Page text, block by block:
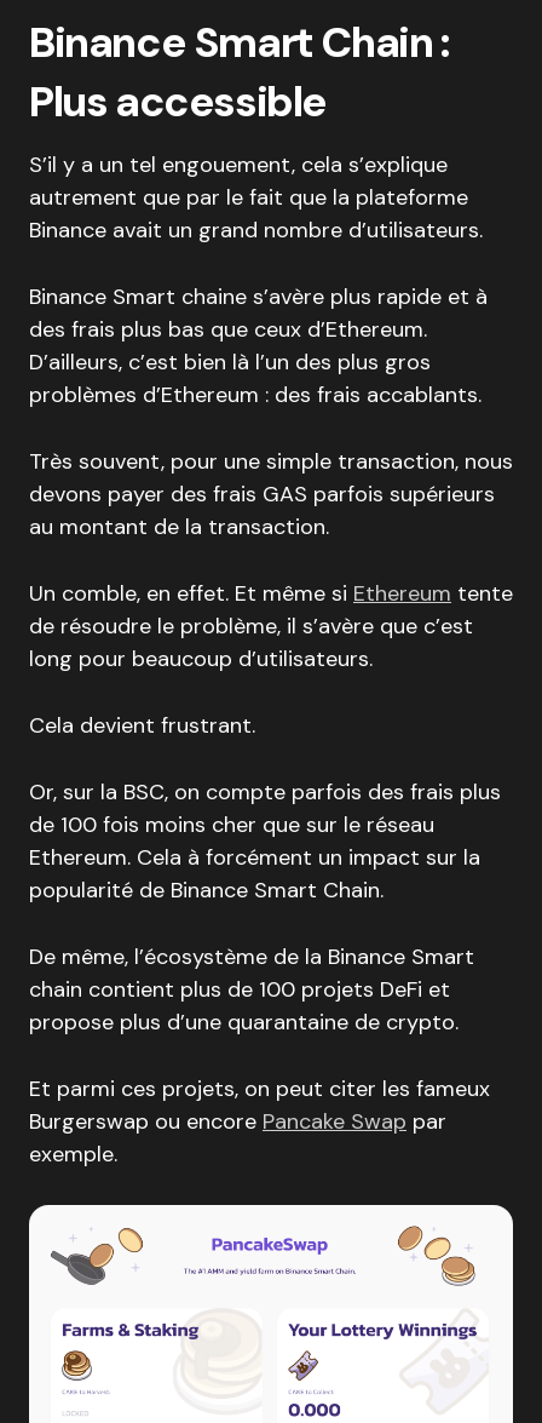
Binance Smart Chain :
Plus accessible
S’il y a un tel engouement, cela s’explique
autrement que par le fait que la plateforme
Binance avait un grand nombre d’utilisateurs.
Binance Smart chaine s’avère plus rapide et à
des frais plus bas que ceux d’Ethereum.
D’ailleurs, c’est bien là l’un des plus gros
problèmes d’Ethereum : des frais accablants.
Très souvent, pour une simple transaction, nous
devons payer des frais GAS parfois supérieurs
au montant de la transaction.
Un comble, en effet. Et même si Ethereum tente
de résoudre le problème, il s’avère que c’est
long pour beaucoup d’utilisateurs.
Cela devient frustrant.
Or, sur la BSC, on compte parfois des frais plus
de 100 fois moins cher que sur le réseau
Ethereum. Cela à forcément un impact sur la
popularité de Binance Smart Chain.
De même, l’écosystème de la Binance Smart
chain contient plus de 100 projets DeFi et
propose plus d’une quarantaine de crypto.
Et parmi ces projets, on peut citer les fameux
Burgerswap ou encore Pancake Swap par
exemple.